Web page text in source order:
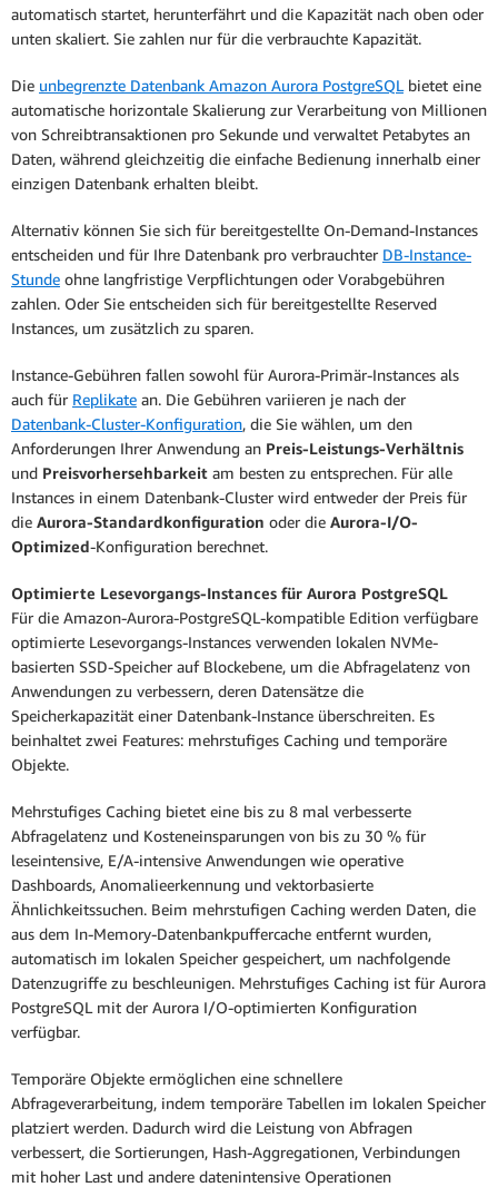
automatisch startet, herunterfährt und die Kapazität nach oben oder
unten skaliert. Sie zahlen nur für die verbrauchte Kapazität.
Die unbegrenzte Datenbank Amazon Aurora PostgreSQL bietet eine
automatische horizontale Skalierung zur Verarbeitung von Millionen
von Schreibtransaktionen pro Sekunde und verwaltet Petabytes an
Daten, während gleichzeitig die einfache Bedienung innerhalb einer
einzigen Datenbank erhalten bleibt.
Alternativ können Sie sich für bereitgestellte On-Demand-Instances
entscheiden und für Ihre Datenbank pro verbrauchter DB-Instance-
Stunde ohne langfristige Verpflichtungen oder Vorabgebühren
zahlen. Oder Sie entscheiden sich für bereitgestellte Reserved
Instances, um zusätzlich zu sparen.
Instance-Gebühren fallen sowohl für Aurora-Primär-Instances als
auch für Replikate an. Die Gebühren variieren je nach der
Datenbank-Cluster-Konfiguration, die Sie wählen, um den
Anforderungen Ihrer Anwendung an Preis-Leistungs-Verhältnis
und Preisvorhersehbarkeit am besten zu entsprechen. Für alle
Instances in einem Datenbank-Cluster wird entweder der Preis für
die Aurora-Standardkonfiguration oder die Aurora-I/O-
Optimized-Konfiguration berechnet.
Optimierte Lesevorgangs-Instances für Aurora PostgreSQL
Für die Amazon-Aurora-PostgreSQL-kompatible Edition verfügbare
optimierte Lesevorgangs-Instances verwenden lokalen NVMe-
basierten SSD-Speicher auf Blockebene, um die Abfragelatenz von
Anwendungen zu verbessern, deren Datensätze die
Speicherkapazität einer Datenbank-Instance überschreiten. Es
beinhaltet zwei Features: mehrstufiges Caching und temporäre
Objekte.
Mehrstufiges Caching bietet eine bis zu 8 mal verbesserte
Abfragelatenz und Kosteneinsparungen von bis zu 30 % für
leseintensive, E/A-intensive Anwendungen wie operative
Dashboards, Anomalieerkennung und vektorbasierte
Ähnlichkeitssuchen. Beim mehrstufigen Caching werden Daten, die
aus dem In-Memory-Datenbankpuffercache entfernt wurden,
automatisch im lokalen Speicher gespeichert, um nachfolgende
Datenzugriffe zu beschleunigen. Mehrstufiges Caching ist für Aurora
PostgreSQL mit der Aurora I/O-optimierten Konfiguration
verfügbar.
Temporäre Objekte ermöglichen eine schnellere
Abfrageverarbeitung, indem temporäre Tabellen im lokalen Speicher
platziert werden. Dadurch wird die Leistung von Abfragen
verbessert, die Sortierungen, Hash-Aggregationen, Verbindungen
mit hoher Last und andere datenintensive Operationen